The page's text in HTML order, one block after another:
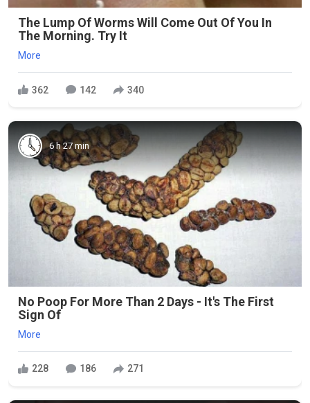
The Lump Of Worms Will Come Out Of You In
The Morning. Try It
More
362 142 340
6 h 27 min
No Poop For More Than 2 Days - It's The First
Sign Of
More
228 186 271